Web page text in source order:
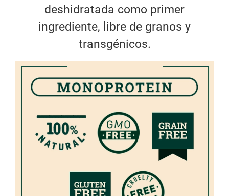
deshidratada como primer
ingrediente, libre de granos y
transgénicos.